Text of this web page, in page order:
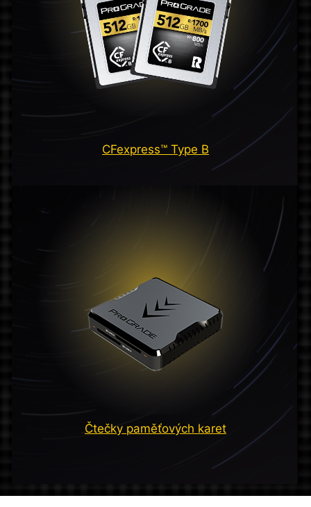
CFexpress™ Type B
Čtečky paměťových karet